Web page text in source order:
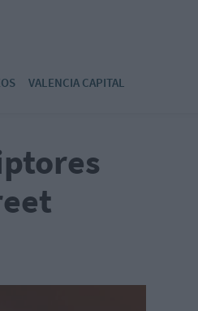
VALENCIA CAPITAL